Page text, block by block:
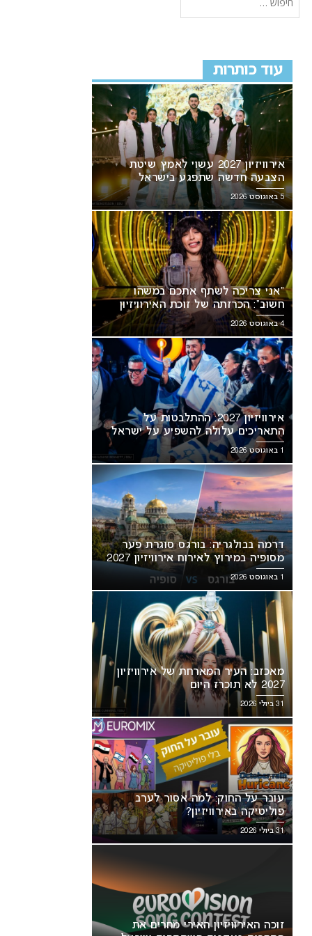
עוד כותרות
אירוויזיון 2027 עשוי לאמץ שיטת
הצבעה חדשה שתפגע בישראל
5 באוגוסט 2026
“אני צריכה לשתף אתכם במשהו
חשוב”: הכרזתה של זוכת האירוויזיון
מסעירה את הרשת
4 באוגוסט 2026
אירוויזיון 2027: ההתלבטות על
התאריכים עלולה להשפיע על ישראל
1 באוגוסט 2026
דרמה בבולגריה: בורגס סוגרת פער
מסופיה במירוץ לאירוח אירוויזיון 2027
1 באוגוסט 2026
מאכזב: העיר המארחת של אירוויזיון
2027 לא תוכרז היום
31 ביולי 2026
עובר על החוק: למה אסור לערב
פוליטיקה באירוויזיון?
31 ביולי 2026
זוכה האירוויזיון האירי מחרים את